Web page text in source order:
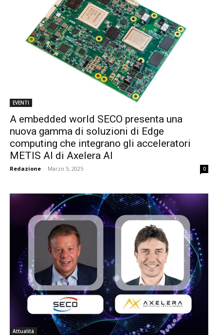
EVENTI
A embedded world SECO presenta una
nuova gamma di soluzioni di Edge
computing che integrano gli acceleratori
METIS AI di Axelera AI
Redazione - Marzo 5, 2025 0
Attualità